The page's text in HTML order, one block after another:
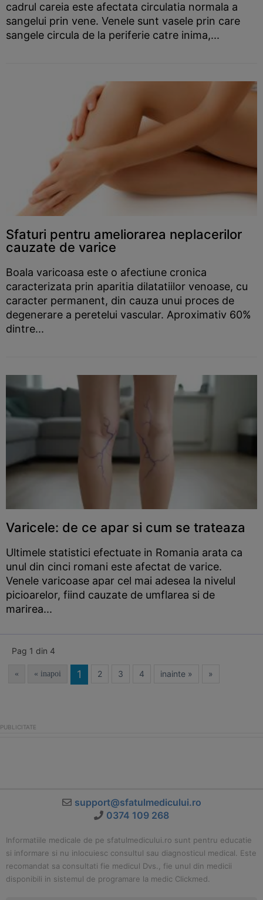
cadrul careia este afectata circulatia normala a
sangelui prin vene. Venele sunt vasele prin care
sangele circula de la periferie catre inima,...
Sfaturi pentru ameliorarea neplacerilor
cauzate de varice
Boala varicoasa este o afectiune cronica
caracterizata prin aparitia dilatatiilor venoase, cu
caracter permanent, din cauza unui proces de
degenerare a peretelui vascular. Aproximativ 60%
dintre...
Varicele: de ce apar si cum se trateaza
Ultimele statistici efectuate in Romania arata ca
unul din cinci romani este afectat de varice.
Venele varicoase apar cel mai adesea la nivelul
picioarelor, fiind cauzate de umflarea si de
marirea...
Pag 1 din 4
« « inapoi 1 2 3 4 inainte » »
support@sfatulmedicului.ro
0374 109 268
Informatiile medicale de pe sfatulmedicului.ro sunt pentru educatie
si informare si nu inlocuiesc consultul sau diagnosticul medical. Este
recomandat sa consultati fie medicul Dvs., fie unul din medicii
disponibili in sistemul de programare la medic Clickmed.